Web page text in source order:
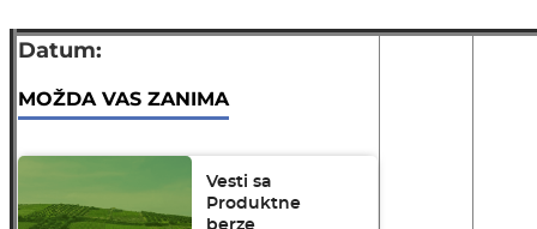
Datum:
MOŽDA VAS ZANIMA
Vesti sa
Produktne
berze